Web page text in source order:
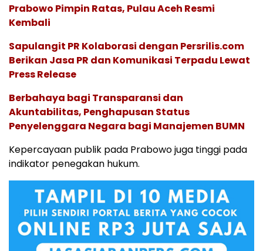
Prabowo Pimpin Ratas, Pulau Aceh Resmi
Kembali
Sapulangit PR Kolaborasi dengan Persrilis.com
Berikan Jasa PR dan Komunikasi Terpadu Lewat
Press Release
Berbahaya bagi Transparansi dan
Akuntabilitas, Penghapusan Status
Penyelenggara Negara bagi Manajemen BUMN
Kepercayaan publik pada Prabowo juga tinggi pada
indikator penegakan hukum.